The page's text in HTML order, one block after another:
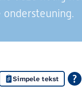
ondersteuning.
Simpele tekst